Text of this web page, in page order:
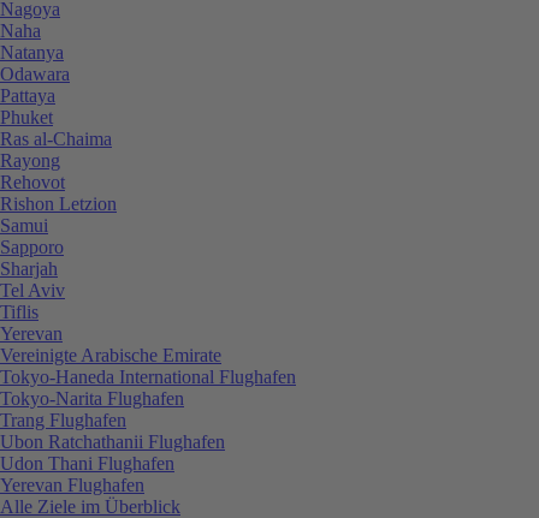
Nagoya
Naha
Natanya
Odawara
Pattaya
Phuket
Ras al-Chaima
Rayong
Rehovot
Rishon Letzion
Samui
Sapporo
Sharjah
Tel Aviv
Tiflis
Yerevan
Vereinigte Arabische Emirate
Tokyo-Haneda International Flughafen
Tokyo-Narita Flughafen
Trang Flughafen
Ubon Ratchathanii Flughafen
Udon Thani Flughafen
Yerevan Flughafen
Alle Ziele im Überblick